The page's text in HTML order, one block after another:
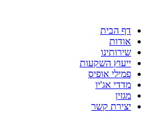
דף הבית
אודות
שירותינו
ייעוץ השקעות
פמילי אופיס
מדדי אג'יו
מגזין
יצירת קשר